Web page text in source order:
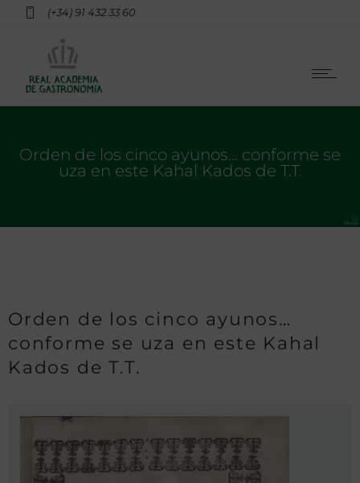
(+34) 91 432 33 60
Orden de los cinco ayunos… conforme se
uza en este Kahal Kados de T.T.
Orden de los cinco ayunos…
conforme se uza en este Kahal
Kados de T.T.